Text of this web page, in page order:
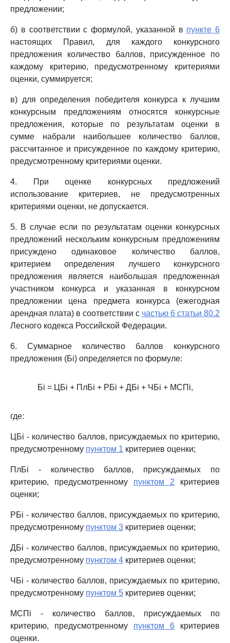
предложении;
б) в соответствии с формулой, указанной в пункте 6
настоящих Правил, для каждого конкурсного
предложения количество баллов, присужденное по
каждому критерию, предусмотренному критериями
оценки, суммируется;
в) для определения победителя конкурса к лучшим
конкурсным предложениям относятся конкурсные
предложения, которые по результатам оценки в
сумме набрали наибольшее количество баллов,
рассчитанное и присужденное по каждому критерию,
предусмотренному критериями оценки.
4. При оценке конкурсных предложений
использование критериев, не предусмотренных
критериями оценки, не допускается.
5. В случае если по результатам оценки конкурсных
предложений нескольким конкурсным предложениям
присуждено одинаковое количество баллов,
критерием определения лучшего конкурсного
предложения является наибольшая предложенная
участником конкурса и указанная в конкурсном
предложении цена предмета конкурса (ежегодная
арендная плата) в соответствии с частью 6 статьи 80.2
Лесного кодекса Российской Федерации.
6. Суммарное количество баллов конкурсного
предложения (Бi) определяется по формуле:
Бi = ЦБi + ПлБi + РБi + ДБi + ЧБi + МСПi,
где:
ЦБi - количество баллов, присуждаемых по критерию,
предусмотренному пунктом 1 критериев оценки;
ПлБi - количество баллов, присуждаемых по
критерию, предусмотренному пунктом 2 критериев
оценки;
РБi - количество баллов, присуждаемых по критерию,
предусмотренному пунктом 3 критериев оценки;
ДБi - количество баллов, присуждаемых по критерию,
предусмотренному пунктом 4 критериев оценки;
ЧБi - количество баллов, присуждаемых по критерию,
предусмотренному пунктом 5 критериев оценки;
МСПi - количество баллов, присуждаемых по
критерию, предусмотренному пунктом 6 критериев
оценки.